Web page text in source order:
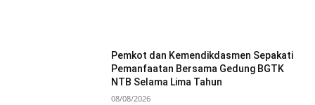
Pemkot dan Kemendikdasmen Sepakati
Pemanfaatan Bersama Gedung BGTK
NTB Selama Lima Tahun
08/08/2026